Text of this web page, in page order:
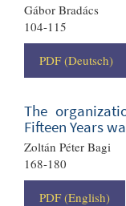
Gábor Bradács
104-115
PDF (Deutsch)
The
Fifteen Years
Zoltán Péter Bagi
168-180
PDF (English)